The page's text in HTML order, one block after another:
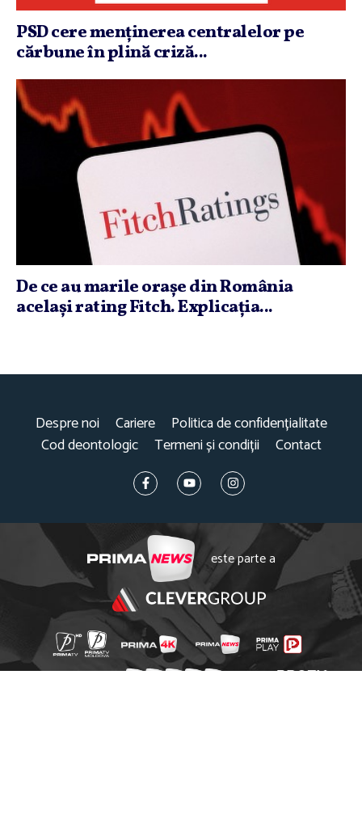
PSD cere menţinerea centralelor pe
cărbune în plină criză...
De ce au marile oraşe din România
acelaşi rating Fitch. Explicaţia...
Despre noi Cariere
Politica de confidențialitate
Cod deontologic
Termeni și condiții Contact
este parte a